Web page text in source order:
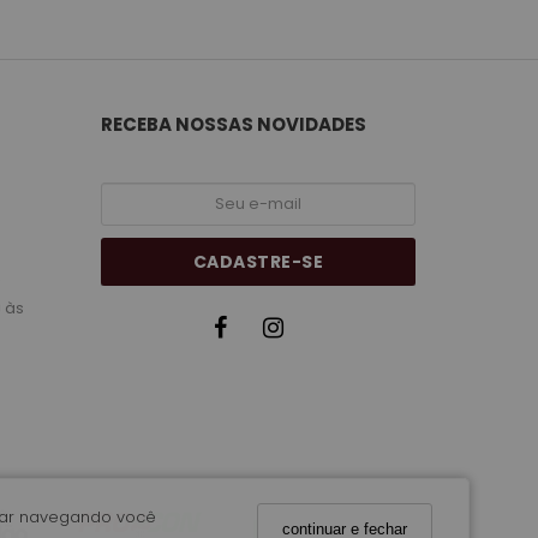
navegando você
continuar e fechar
às
RECEBA NOSSAS NOVIDADES
CADASTRE-SE